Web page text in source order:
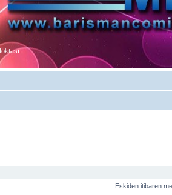
Eskiden itibaren